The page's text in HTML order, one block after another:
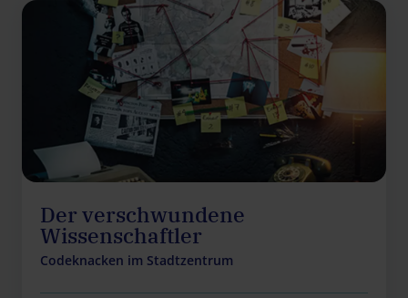
Der verschwundene
Wissenschaftler
Codeknacken im Stadtzentrum